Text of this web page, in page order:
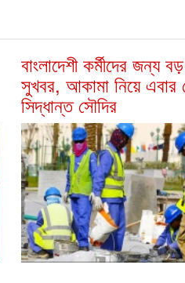
বাংলাদেশী কর্মীদের জন্য বড়
সুখবর, আকামা নিয়ে এবার
সিদ্ধান্ত সৌদির